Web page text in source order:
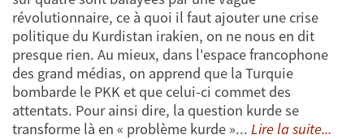
révolutionnaire, ce à quoi il faut ajouter une crise
politique du Kurdistan irakien, on ne nous en dit
presque rien. Au mieux, dans l'espace francophone
des grand médias, on apprend que la Turquie
bombarde le PKK et que celui-ci commet des
attentats. Pour ainsi dire, la question kurde se
transforme là en « problème kurde »... Lire la suite...